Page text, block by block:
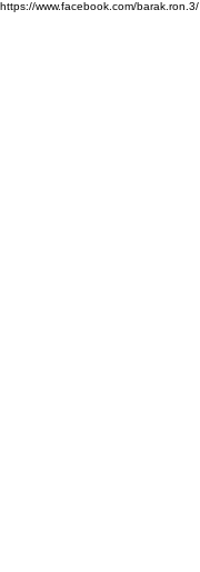
https://www.facebook.com/barak.ron.3/